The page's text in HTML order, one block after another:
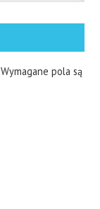
Wymagane pola są